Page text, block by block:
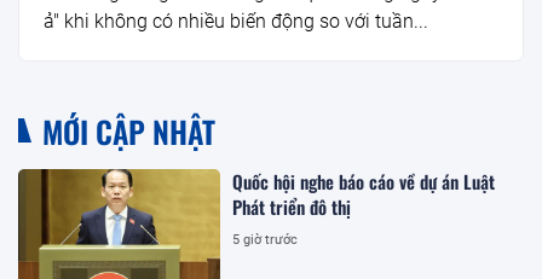
ả" khi không có nhiều biến động so với tuần...
MỚI CẬP NHẬT
Quốc hội nghe báo cáo về dự án Luật
Phát triển đô thị
5 giờ trước